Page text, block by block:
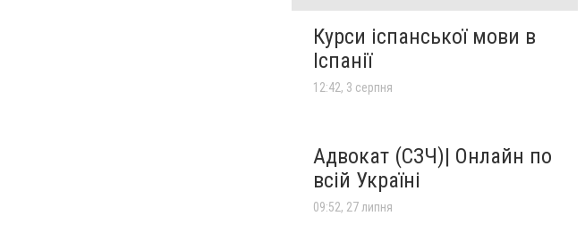
Курси іспанської мови в
Іспанії
12:42, 3 серпня
Адвокат (СЗЧ)| Онлайн по
всій Україні
09:52, 27 липня